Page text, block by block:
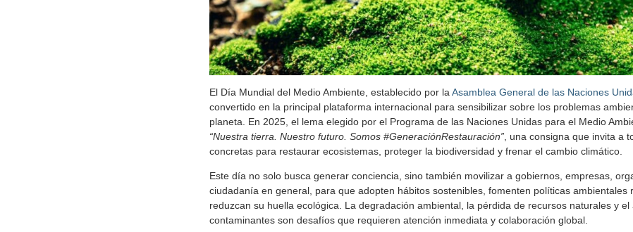
El Día Mundial del Medio Ambiente, establecido por la Asamblea General de las Naciones
convertido en la principal plataforma internacional para sensibilizar sobre los problemas
planeta. En 2025, el lema elegido por el Programa de las Naciones Unidas para el Medio
“Nuestra tierra. Nuestro futuro. Somos #GeneraciónRestauración” , una consigna que invita a
concretas para restaurar ecosistemas, proteger la biodiversidad y frenar el cambio climático.
Este día no solo busca generar conciencia, sino también movilizar a gobiernos, empresas,
ciudadanía en general, para que adopten hábitos sostenibles, fomenten políticas ambientales
reduzcan su huella ecológica. La degradación ambiental, la pérdida de recursos naturales y
contaminantes son desafíos que requieren atención inmediata y colaboración global.